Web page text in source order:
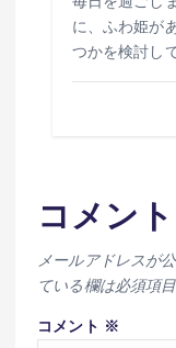
に、ふわ姫が
つかを検討し
コメン
メールアドレスが
ている欄は必須項
コメント ※